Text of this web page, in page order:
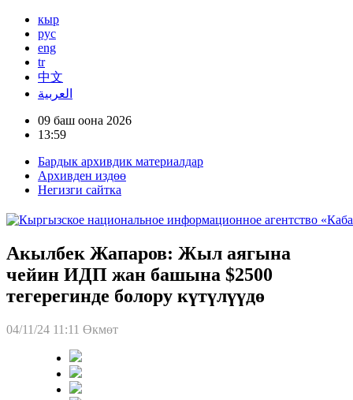
кыр
рус
eng
tr
中文
العربية
09 баш оона 2026
13:59
Бардык архивдик материалдар
Архивден издөө
Негизги сайтка
Акылбек Жапаров: Жыл аягына
чейин ИДП жан башына $2500
тегерегинде болору күтүлүүдө
04/11/24 11:11 Өкмөт